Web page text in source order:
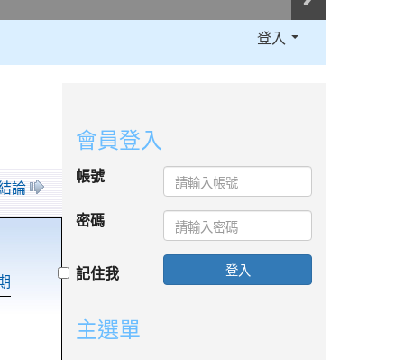
登入
論
會員登入
帳號
密碼
記住我 登入
主選單